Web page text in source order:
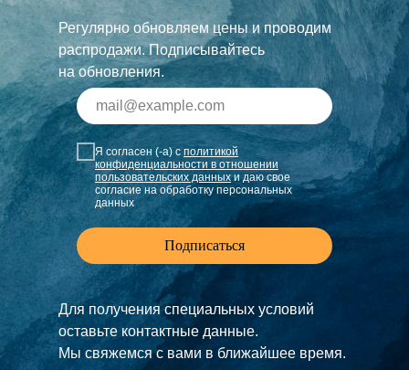
Регулярно обновляем цены и проводим
распродажи. Подписывайтесь
на обновления.
Я согласен (-а) с политикой
конфиденциальности в отношении
пользовательских данныхи даю свое
согласие на обработку персональных
данных
Подписаться
Для получения специальных условий
оставьте контактные данные.
Мы свяжемся с вами в ближайшее время.